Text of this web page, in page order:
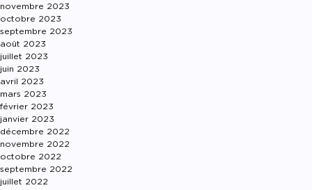
novembre 2023
octobre 2023
septembre 2023
août 2023
juillet 2023
juin 2023
avril 2023
mars 2023
février 2023
janvier 2023
décembre 2022
novembre 2022
octobre 2022
septembre 2022
juillet 2022